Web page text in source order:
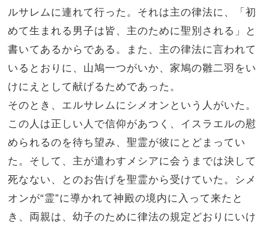
ルサレムに連れて行った。 それは主の律法に、「初
めて生まれる男子は皆、主のために聖別される」と
書いてあるからである。
また、主の律法に言われて
いるとおりに、山鳩一つがいか、家鳩の雛二羽をい
けにえとして献げるためであった。
そのとき、エルサレムにシメオンという人がいた。
この人は正しい人で信仰があつく、イスラエルの慰
められるのを待ち望み、聖霊が彼にとどまってい
た。 そして、主が遣わすメシアに会うまでは決して
死なない、とのお告げを聖霊から受けていた。 シメ
オンが“霊”に導かれて神殿の境内に入って来たと
き、両親は、幼子のために律法の規定どおりにいけ